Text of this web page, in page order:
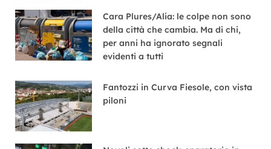
Cara Plures/Alia: le colpe non sono
della città che cambia. Ma di chi,
per anni ha ignorato segnali
evidenti a tutti
Fantozzi in Curva Fiesole, con vista
piloni